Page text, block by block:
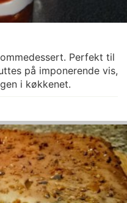
Perfekt til
på imponerende vis,
i køkkenet.